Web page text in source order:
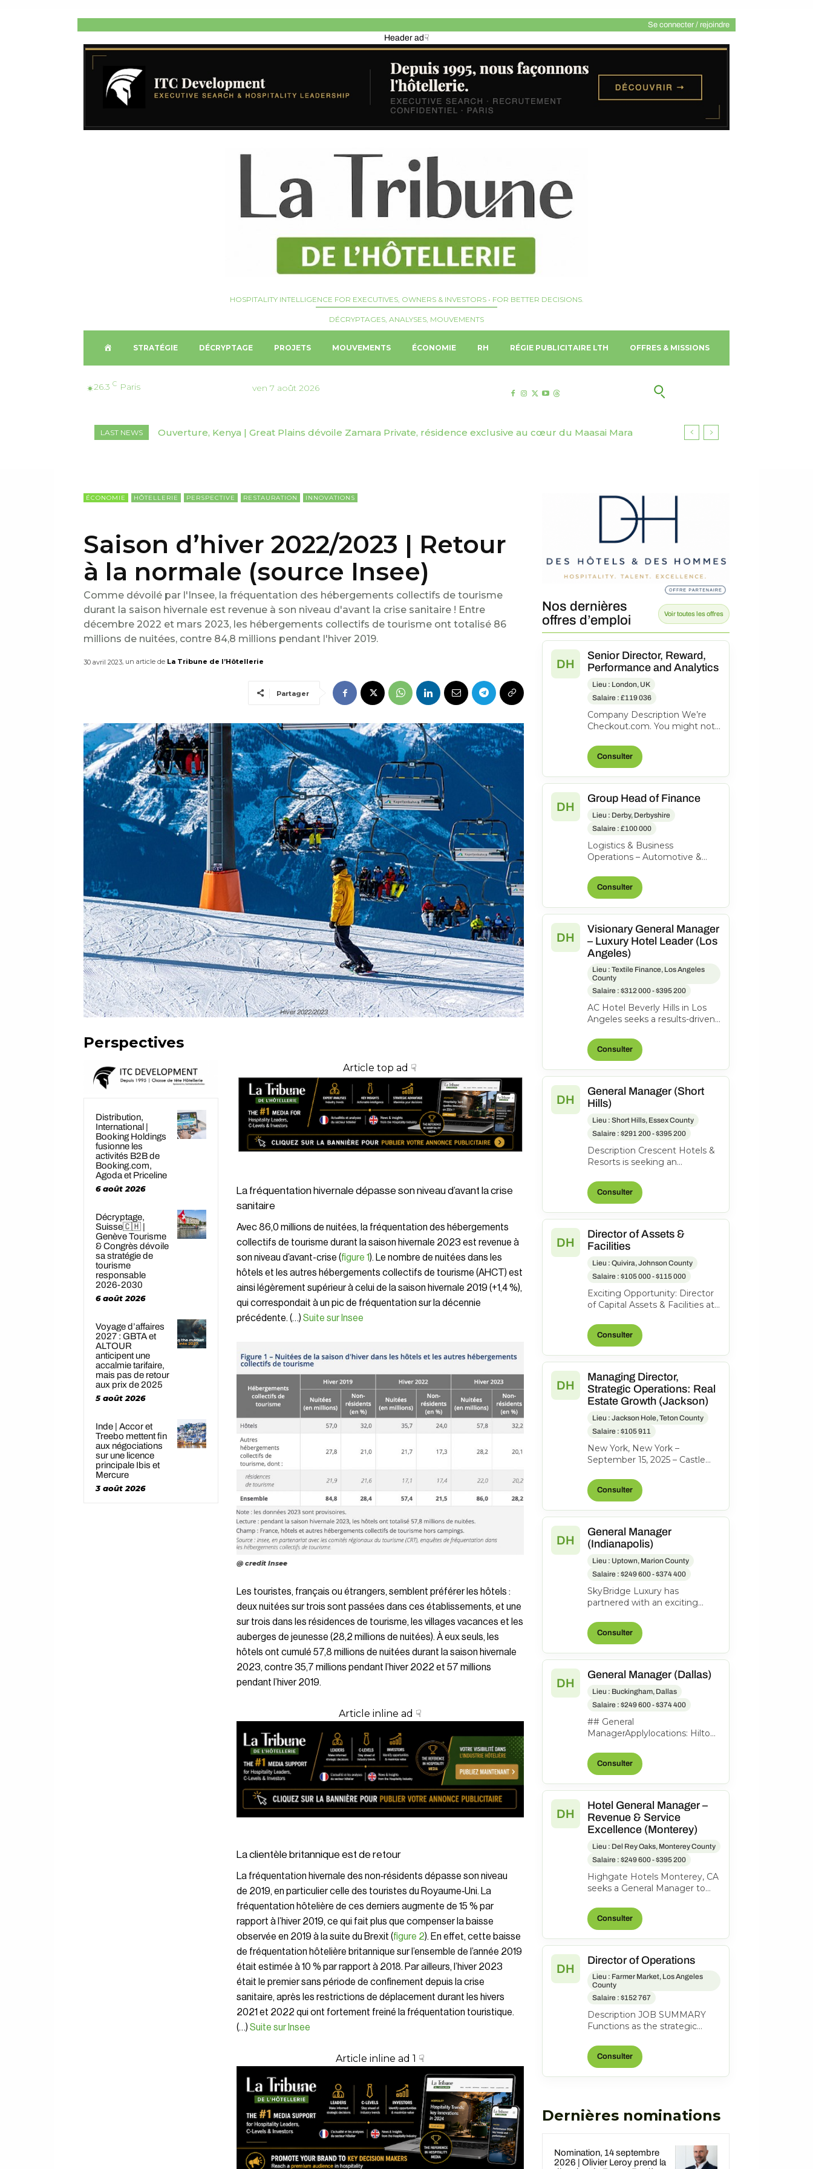
Se connecter / rejoindre
Header ad☟
HOSPITALITY INTELLIGENCE FOR EXECUTIVES, OWNERS & INVESTORS • FOR BETTER DECISIONS.
DÉCRYPTAGES, ANALYSES, MOUVEMENTS
U
I
STRATÉGIE DÉCRYPTAGE PROJETS MOUVEMENTS ÉCONOMIE RH RÉGIE PUBLICITAIRE LTH OFFRES & MISSIONS
26.3 C Paris ven 7 août 2026
LAST NEWS Ouverture, Kenya | Great Plains dévoile Zamara Private, résidence exclusive au cœur du Maasai Mara
Nomination, Australie | Josquin Crepelliere nommé Hotel Manager du Langham, Gold Coast
ÉCONOMIE HÔTELLERIE PERSPECTIVE RESTAURATION INNOVATIONS
Saison d’hiver 2022/2023 | Retour
à la normale (source Insee)
Comme dévoilé par l'Insee, la fréquentation des hébergements collectifs de tourisme
durant la saison hivernale est revenue à son niveau d'avant la crise sanitaire ! Entre
décembre 2022 et mars 2023, les hébergements collectifs de tourisme ont totalisé 86
millions de nuitées, contre 84,8 millions pendant l'hiver 2019.
30 avril 2023, un article de La Tribune de l’Hôtellerie
Partager
Hiver 2022/2023
Perspectives
Distribution,
International |
Booking Holdings
fusionne les
activités B2B de
Booking.com,
Agoda et Priceline
6 août 2026
Décryptage,
Suisse🇨🇭 |
Genève Tourisme
& Congrès dévoile
sa stratégie de
tourisme
responsable
2026-2030
6 août 2026
Voyage d’affaires
2027 : GBTA et
ALTOUR
anticipent une
accalmie tarifaire,
mais pas de retour
aux prix de 2025
5 août 2026
Inde | Accor et
Treebo mettent fin
aux négociations
sur une licence
principale Ibis et
Mercure
3 août 2026
Article top ad ☟
La fréquentation hivernale dépasse son niveau d’avant la crise
sanitaire
Avec 86,0 millions de nuitées, la fréquentation des hébergements
collectifs de tourisme durant lasaison hivernale 2023 est revenue à
son niveau d’avant-crise (figure 1). Le nombre de nuitées dans les
hôtels et les autres hébergements collectifs de tourisme (AHCT) est
ainsi légèrement supérieur à celui de la saison hivernale 2019 (+1,4 %),
qui correspondait à un pic de fréquentation sur la décennie
précédente. (…) Suite sur Insee
@ credit Insee
Les touristes, français ou étrangers, semblent préférer les hôtels :
deux nuitées sur trois sont passées dans ces établissements, et une
sur trois dans les résidences de tourisme, les villages vacances et les
auberges de jeunesse (28,2 millions de nuitées). À eux seuls, les
hôtels ont cumulé 57,8 millions de nuitées durant la saison hivernale
2023, contre 35,7 millions pendant l’hiver 2022 et 57 millions
pendant l’hiver 2019.
Article inline ad ☟
La clientèle britannique est de retour
La fréquentation hivernale des non‑résidents dépasse son niveau
de 2019, en particulier celle des touristes du Royaume‑Uni. La
fréquentation hôtelière de ces derniers augmente de 15 % par
rapport à l’hiver 2019, ce qui fait plus que compenser la baisse
observée en 2019 à la suite du Brexit (figure 2). En effet, cette baisse
de fréquentation hôtelière britannique sur l’ensemble de l’année 2019
était estimée à 10 % par rapport à 2018. Par ailleurs, l’hiver 2023
était le premier sans période de confinement depuis la crise
sanitaire, après les restrictions de déplacement durant les hivers
2021 et 2022 qui ont fortement freiné la fréquentation touristique.
(…) Suite sur Insee
Article inline ad 1 ☟
Nos dernières
offres d’emploi
Voir toutes les offres
DH
Senior Director, Reward,
Performance and Analytics
Lieu : London, UK
Salaire : £119 036
Company Description We’re
Checkout.com. You might not
companies like eBay, Spotify,
Klarna, Uber,...
Consulter
DH
Group Head of Finance
Lieu : Derby, Derbyshire
Salaire : £100 000
Logistics & Business
Operations – Automotive &
Product | Private Equity-
Backed Our client is a...
Consulter
DH
Visionary General Manager
– Luxury Hotel Leader (Los
Angeles)
Lieu : Textile Finance, Los Angeles
County
Salaire : $312 000 - $395 200
AC Hotel Beverly Hills in Los
Angeles seeks a results-driven
200-room lifestyle hotel and...
Consulter
DH
General Manager (Short
Hills)
Lieu : Short Hills, Essex County
Salaire : $291 200 - $395 200
Description Crescent Hotels &
Resorts is seeking an
to lead the Hilton Short Hills. At
Cr...Consulter
DH
Director of Assets &
Facilities
Lieu : Quivira, Johnson County
Salaire : $105 000 - $115 000
Exciting Opportunity: Director
of Capital Assets & Facilities at
Consulting, Inc. About the
role...Consulter
DH
Managing Director,
Strategic Operations: Real
Estate Growth (Jackson)
Lieu : Jackson Hole, Teton County
Salaire : $105 911
New York, New York –
September 15, 2025 – Castle
or “CPH”), the investment firm
behind...
Consulter
DH
General Manager
(Indianapolis)
Lieu : Uptown, Marion County
Salaire : $249 600 - $374 400
SkyBridge Luxury has
partnered with an exciting
exceptional General Manager
to lead th...
Consulter
DH
General Manager (Dallas)
Lieu : Buckingham, Dallas
Salaire : $249 600 - $374 400
## General
ManagerApplylocations: Hilton
Downtowntime type: Full
timeposted on: Posted
Consulter
DH
Hotel General Manager –
Revenue & Service
Excellence (Monterey)
Lieu : Del Rey Oaks, Monterey County
Salaire : $249 600 - $395 200
Highgate Hotels Monterey, CA
seeks a General Manager to
profitability through revenue
grow...
Consulter
DH
Director of Operations
Lieu : Farmer Market, Los Angeles
County
Salaire : $152 767
Description JOB SUMMARY
Functions as the strategic
property's Hotel Operations.
Areas of respo...
Consulter
Dernières nominations
Nomination, 14 septembre
2026 | Olivier Leroy prend la